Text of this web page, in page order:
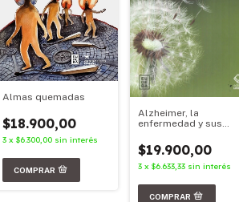
Almas quemadas
$18.900,00
3 x $6.300,00 sin interés
Alzheimer, la
enfermedad y sus
$19.900,00
3 x $6.633,33 sin interés